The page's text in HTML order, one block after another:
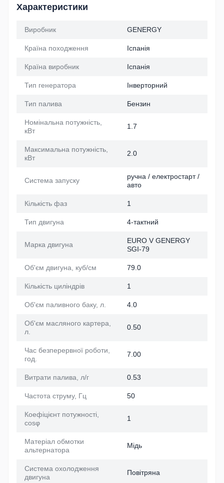
Характеристики
Виробник GENERGY
Країна походження Іспанія
Країна виробник Іспанія
Тип генератора Інверторний
Тип палива Бензин
Номінальна потужність,
кВт
1.7
Максимальна потужність,
кВт
2.0
Система запуску
ручна / електростарт /
авто
Кількість фаз 1
Тип двигуна 4-тактний
Марка двигуна
EURO V GENERGY
SGI-79
Об'єм двигуна, куб/см 79.0
Кількість циліндрів 1
Об'єм паливного баку, л. 4.0
Об'єм масляного картера,
л.
0.50
Час безперервної роботи,
год.
7.00
Витрати палива, л/г 0.53
Частота струму, Гц 50
Коефіцієнт потужності,
cosφ
1
Матеріал обмотки
альтернатора
Мідь
Система охолодження
двигуна
Повітряна